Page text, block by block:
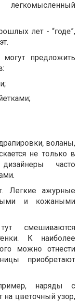
лет - “годе”,
предложить
воланы,
не только в
часто
Легкие ажурные
и кожаными
смешиваются
К наиболее
можно отнести
приобретают
наряды с
на цветочный узор,